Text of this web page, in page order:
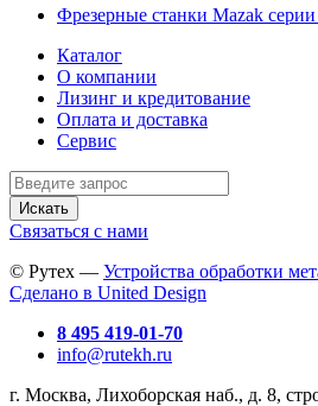
Фрезерные станки Mazak
Каталог
О компании
Лизинг и кредитование
Оплата и доставка
Сервис
Искать
Связаться с нами
© Рутех — Устройства обработки
Сделано в United Design
8 495 419-01-70
info@rutekh.ru
г. Москва, Лихоборская наб., д. 8,